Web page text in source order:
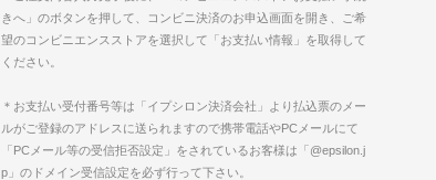
きへ」のボタンを押して、コンビニ決済のお申込画面を開き、ご希
望のコンビニエンスストアを選択して「お支払い情報」を取得して
ください。
＊お支払い受付番号等は「イプシロン決済会社」より払込票のメー
ルがご登録のアドレスに送られますので携帯電話やPCメールにて
「PCメール等の受信拒否設定」をされているお客様は「@epsilon.j
p」のドメイン受信設定を必ず行って下さい。